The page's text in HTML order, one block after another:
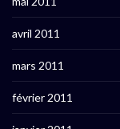
avril 2011
mars 2011
février 2011